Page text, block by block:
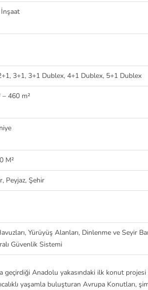
3+1, 3+1 Dublex, 4+1 Dublex, 5+1 Dublex
– 460 m²
M²
Peyjaz, Şehir
Yürüyüş Alanları, Dinlenme ve Seyir
Güvenlik Sistemi
geçirdiği Anadolu yakasındaki ilk konut
yaşamla buluşturan Avrupa Konutları,